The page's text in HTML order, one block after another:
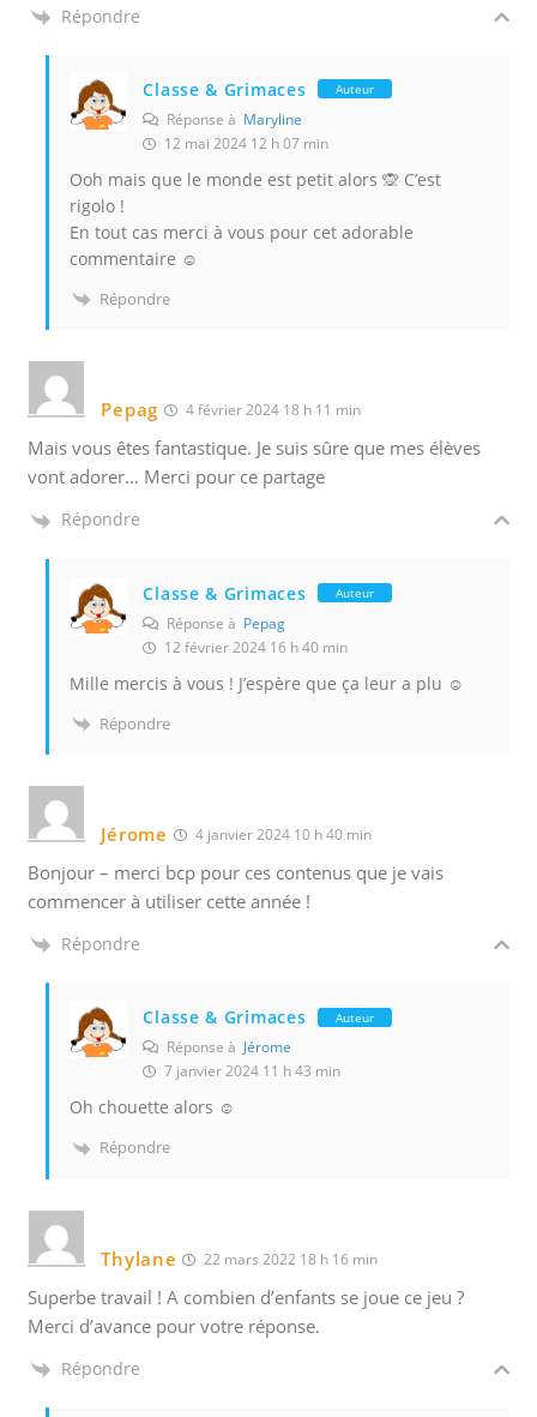
Répondre
Classe & Grimaces Auteur
Réponse à Maryline
12 mai 2024 12 h 07 min
Ooh mais que le monde est petit alors 🙊 C’est
rigolo !
En tout cas merci à vous pour cet adorable
commentaire ☺️
Répondre
Pepag 4 février 2024 18 h 11 min
Mais vous êtes fantastique. Je suis sûre que mes élèves
vont adorer… Merci pour ce partage
Répondre
Classe & Grimaces Auteur
Réponse à Pepag
12 février 2024 16 h 40 min
Mille mercis à vous ! J’espère que ça leur a plu ☺️
Répondre
Jérome 4 janvier 2024 10 h 40 min
Bonjour – merci bcp pour ces contenus que je vais
commencer à utiliser cette année !
Répondre
Classe & Grimaces Auteur
Réponse à Jérome
7 janvier 2024 11 h 43 min
Oh chouette alors ☺️
Répondre
Thylane 22 mars 2022 18 h 16 min
Superbe travail ! A combien d’enfants se joue ce jeu ?
Merci d’avance pour votre réponse.
Répondre